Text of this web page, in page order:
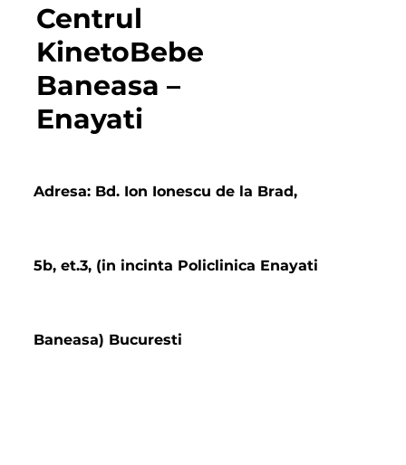
Centrul
KinetoBebe
Baneasa –
Enayati
Adresa: Bd. Ion Ionescu de la Brad,
5b, et.3, (in incinta Policlinica Enayati
Baneasa) Bucuresti